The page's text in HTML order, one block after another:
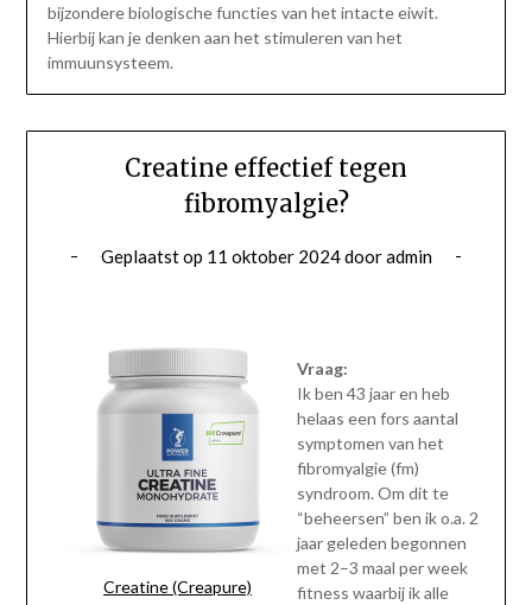
bijzondere biologische functies van het intacte eiwit.
Hierbij kan je denken aan het stimuleren van het
immuunsysteem.
Creatine effectief tegen
fibromyalgie?
Geplaatst op 11 oktober 2024dooradmin
Creatine (Creapure)
Vraag:
Ik ben 43 jaar en heb
helaas een fors aantal
symptomen van het
fibromyalgie (fm)
syndroom. Om dit te
“beheersen” ben ik o.a. 2
jaar geleden begonnen
met 2–3 maal per week
fitness waarbij ik alle